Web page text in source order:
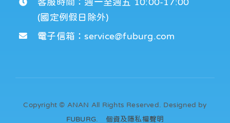
客服時間：週一至週五 10:00-17:00
(國定例假日除外)
電子信箱：service@fuburg.com
Copyright © ANAN All Rights Reserved. Designed by
FUBURG
個資及隱私權聲明